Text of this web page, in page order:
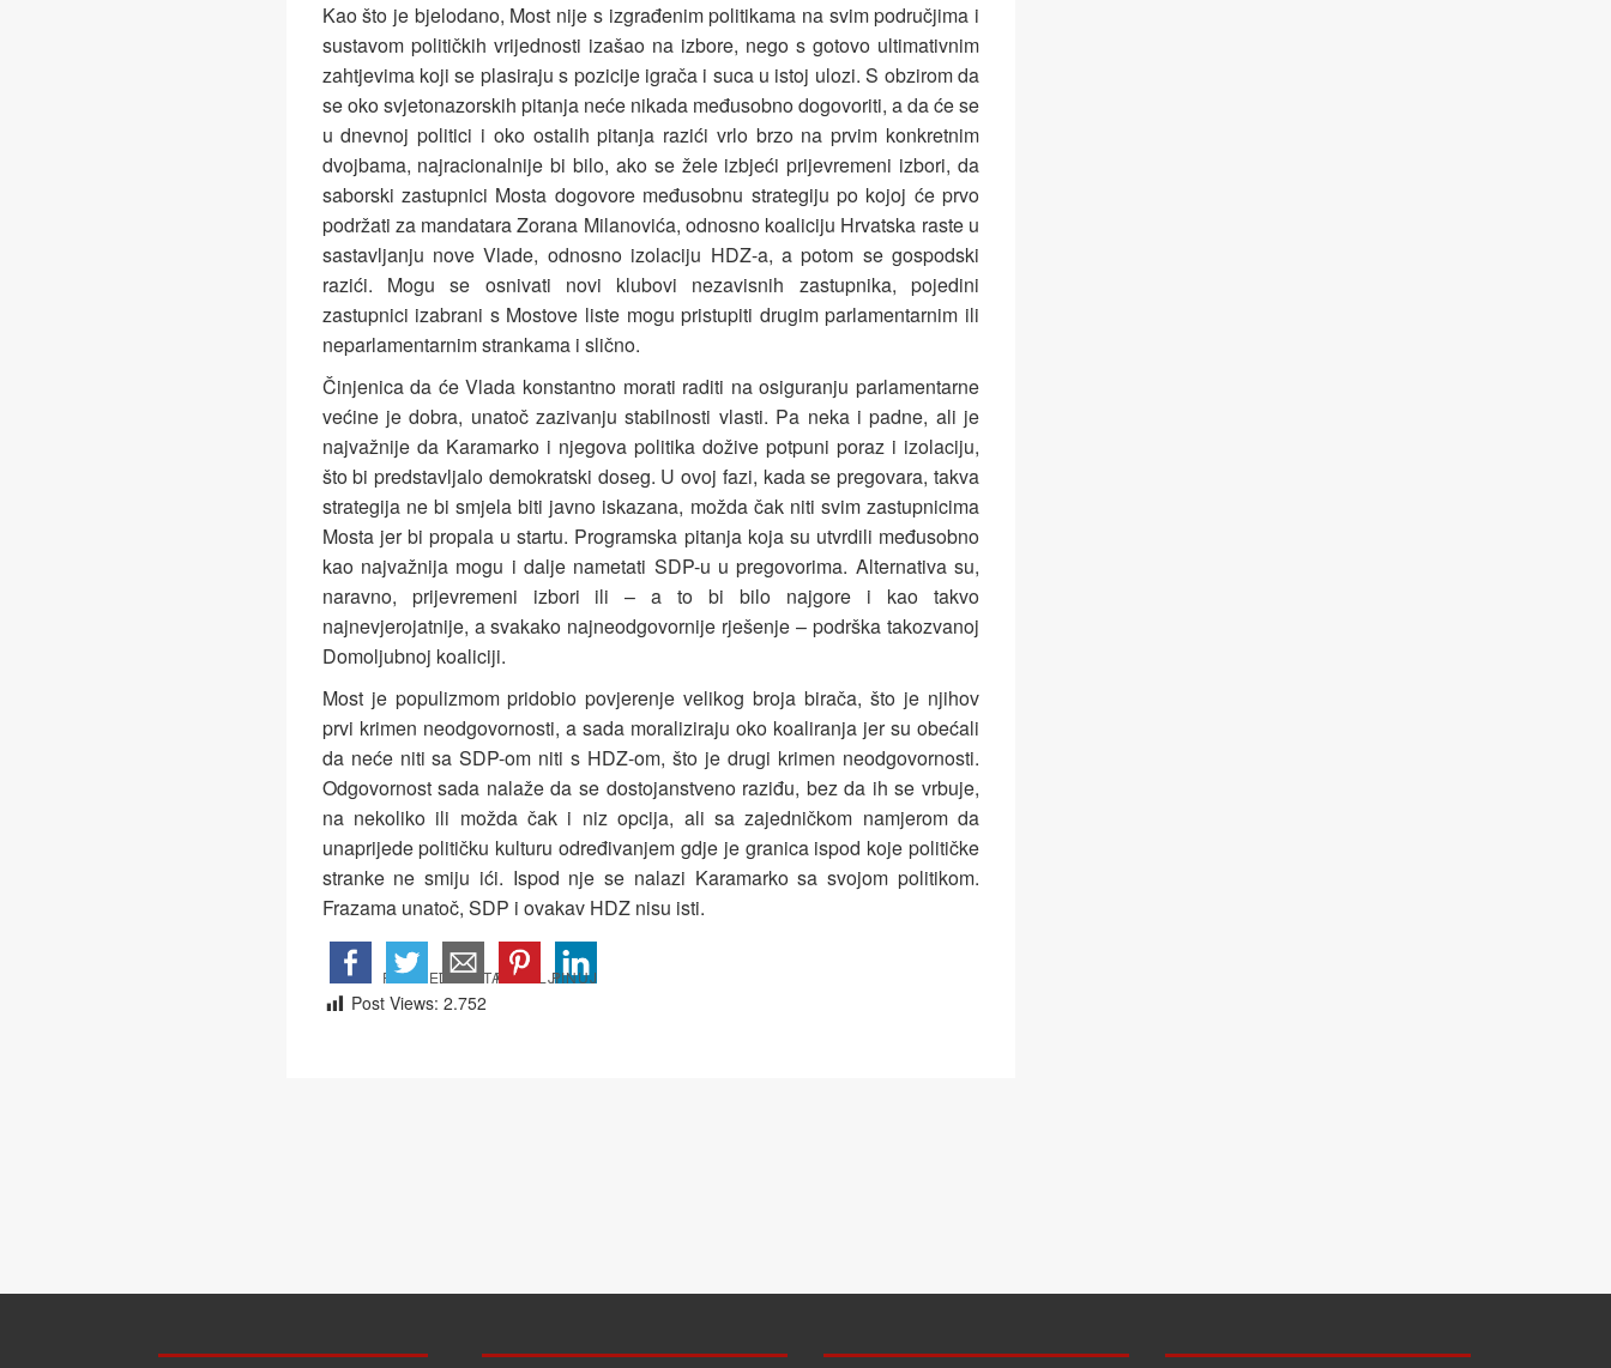
Kao što je bjelodano, Most nije s izgrađenim politikama na svim područjima i
sustavom političkih vrijednosti izašao na izbore, nego s gotovo ultimativnim
zahtjevima koji se plasiraju s pozicije igrača i suca u istoj ulozi. S obzirom da
se oko svjetonazorskih pitanja neće nikada međusobno dogovoriti, a da će se
u dnevnoj politici i oko ostalih pitanja razići vrlo brzo na prvim konkretnim
dvojbama, najracionalnije bi bilo, ako se žele izbjeći prijevremeni izbori, da
saborski zastupnici Mosta dogovore međusobnu strategiju po kojoj će prvo
podržati za mandatara Zorana Milanovića, odnosno koaliciju Hrvatska raste u
sastavljanju nove Vlade, odnosno izolaciju HDZ-a, a potom se gospodski
razići. Mogu se osnivati novi klubovi nezavisnih zastupnika, pojedini
zastupnici izabrani s Mostove liste mogu pristupiti drugim parlamentarnim ili
neparlamentarnim strankama i slično.
Činjenica da će Vlada konstantno morati raditi na osiguranju parlamentarne
većine je dobra, unatoč zazivanju stabilnosti vlasti. Pa neka i padne, ali je
najvažnije da Karamarko i njegova politika dožive potpuni poraz i izolaciju,
što bi predstavljalo demokratski doseg. U ovoj fazi, kada se pregovara, takva
strategija ne bi smjela biti javno iskazana, možda čak niti svim zastupnicima
Mosta jer bi propala u startu. Programska pitanja koja su utvrdili međusobno
kao najvažnija mogu i dalje nametati SDP-u u pregovorima. Alternativa su,
naravno, prijevremeni izbori ili – a to bi bilo najgore i kao takvo
najnevjerojatnije, a svakako najneodgovornije rješenje – podrška takozvanoj
Domoljubnoj koaliciji.
Most je populizmom pridobio povjerenje velikog broja birača, što je njihov
prvi krimen neodgovornosti, a sada moraliziraju oko koaliranja jer su obećali
da neće niti sa SDP-om niti s HDZ-om, što je drugi krimen neodgovornosti.
Odgovornost sada nalaže da se dostojanstveno raziđu, bez da ih se vrbuje,
na nekoliko ili možda čak i niz opcija, ali sa zajedničkom namjerom da
unaprijede političku kulturu određivanjem gdje je granica ispod koje političke
stranke ne smiju ići. Ispod nje se nalazi Karamarko sa svojom politikom.
Frazama unatoč, SDP i ovakav HDZ nisu isti.
Post Views: 2.752